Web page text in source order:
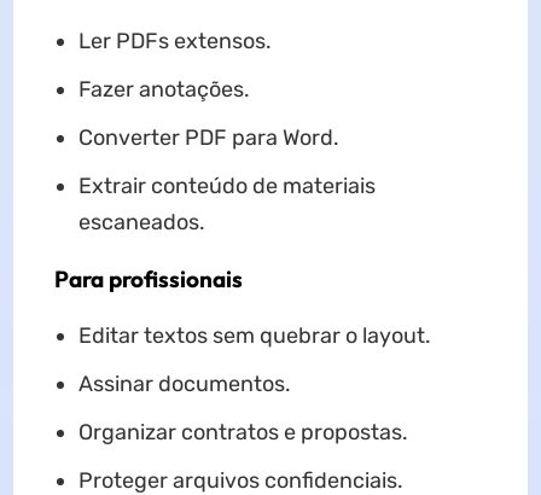
Ler PDFs extensos.
Fazer anotações.
Converter PDF para Word.
Extrair conteúdo de materiais
escaneados.
Para profissionais
Editar textos sem quebrar o layout.
Assinar documentos.
Organizar contratos e propostas.
Proteger arquivos confidenciais.